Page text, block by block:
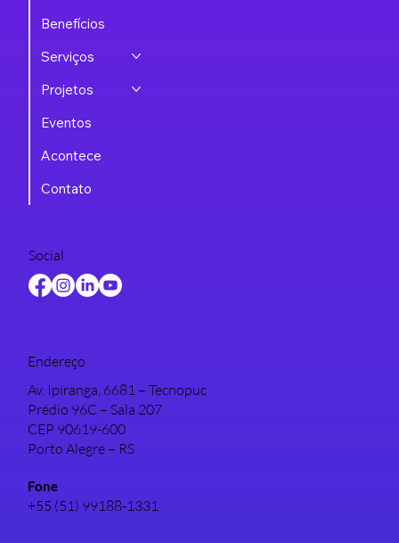
Benefícios
Serviços
Projetos
Eventos
Acontece
Contato
Social
Endereço
Av. Ipiranga, 6681 – Tecnopuc
Prédio 96C – Sala 207
CEP 90619-600
Porto Alegre – RS
Fone
+55 (51) 99188-1331